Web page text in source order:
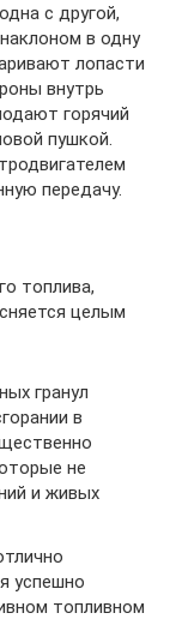
с другой,
в одну
лопасти
внутрь
горячий
пушкой.
передачу.
топлива,
целым
гранул
в
не
и живых
успешно
топливном